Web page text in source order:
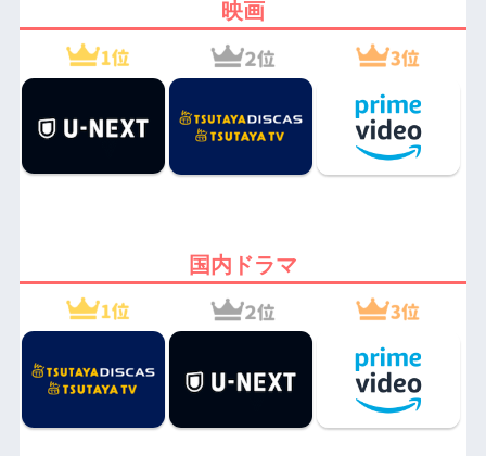
映画
国内ドラマ